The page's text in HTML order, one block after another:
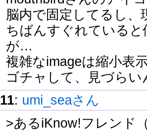
脳内で固定してるし
ちばんすぐれている
が…
複雑なimageは縮小表
ゴチャして、見づら
11: umi_seaさん
>あるiKnow!フレンド